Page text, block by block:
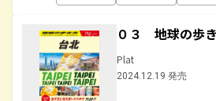
０３ 地球の歩
Plat
2024.12.19 発売